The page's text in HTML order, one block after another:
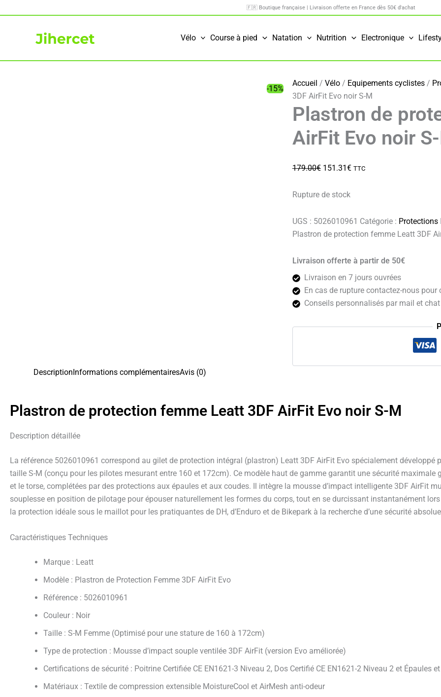
au
🇫🇷 Boutique française | Livraison offerte en France dès 50€ d'achat
Vélo Course à pied Natation Nutrition Electronique
-15%
Accueil / Vélo/ Equipements cyclistes/
3DF AirFit Evo noir S-M
Plastron de
AirFit Evo noir
179.00€ Le
initial
179.00€.
151.31€Le
151.31€.
TTC
Rupture de stock
UGS : 5026010961 Catégorie : Protections
Plastron de protection femme Leatt 3DF
Livraison offerte à partir de 50€
Livraison en 7 jours ouvrées
En cas de rupture contactez-nous pour
Conseils personnalisés par mail et
DescriptionInformations complémentairesAvis (0)
Plastron de protection femme Leatt 3DF AirFit Evo noir S-M
Description détaillée
La référence 5026010961 correspond au gilet de protection intégral (plastron) Leatt 3DF AirFit Evo spécialement développé
taille S-M (conçu pour les pilotes mesurant entre 160 et 172cm). Ce modèle haut de gamme garantit une sécurité maximale
et le torse, complétées par des protections aux épaules et aux coudes. Il intègre la mousse d’impact intelligente 3DF AirFit
souplesse en position de pilotage pour épouser naturellement les formes du corps, tout en se durcissant instantanément lors
la protection idéale sous le maillot pour les pratiquantes de DH, d’Enduro et de Bikepark à la recherche d’une sécurité
Caractéristiques Techniques
Marque : Leatt
Modèle : Plastron de Protection Femme 3DF AirFit Evo
Référence : 5026010961
Couleur : Noir
Taille : S-M Femme (Optimisé pour une stature de 160 à 172cm)
Type de protection : Mousse d’impact souple ventilée 3DF AirFit (version Evo améliorée)
Certifications de sécurité : Poitrine Certifiée CE EN1621-3 Niveau 2, Dos Certifié CE EN1621-2 Niveau 2 et Épaules
Matériaux : Textile de compression extensible MoistureCool et AirMesh anti-odeur